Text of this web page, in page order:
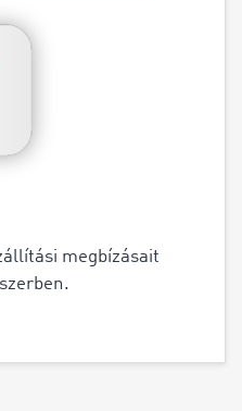
megbízásait